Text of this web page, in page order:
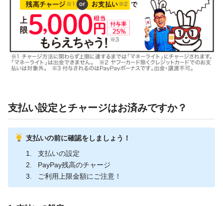
支払い設定とチャージはお済みですか？
支払いの前に確認をしましょう！
支払いの設定
PayPay残高のチャージ
ご利用上限金額にご注意！